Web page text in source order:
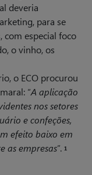
deveria
para se
com especial foco
o vinho, os
o ECO procurou
“A aplicação
nos setores
e confeções,
efeito baixo em
as empresas”. 1